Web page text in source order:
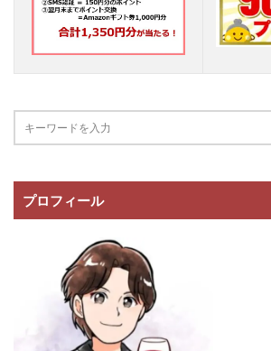
プロフィール